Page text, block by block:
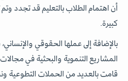
أن اهتمام الطلاب بالتعليم قد تجدد
كبيرة.
بالإضافة إلى عملها الحقوقي
المشاريع التنموية والبحثية في
قامت بالعديد من الحملات التطوعية